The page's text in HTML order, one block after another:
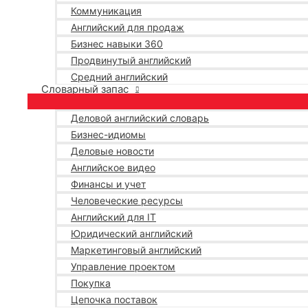
Коммуникация
Английский для продаж
Бизнес навыки 360
Продвинутый английский
Средний английский
Словарный запас
Деловой английский словарь
Бизнес-идиомы
Деловые новости
Английское видео
Финансы и учет
Человеческие ресурсы
Английский для IT
Юридический английский
Маркетинговый английский
Управление проектом
Покупка
Цепочка поставок